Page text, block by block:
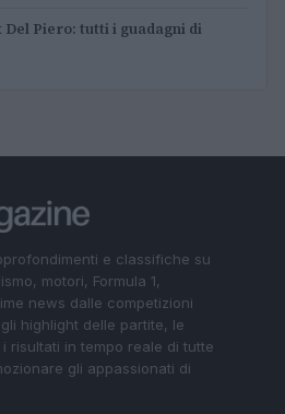
Piero: tutti i guadagni di
e classifiche su
motori, Formula 1,
news dalle competizioni
highlight delle partite, le
risultati in tempo reale di tutte
gli appassionati di